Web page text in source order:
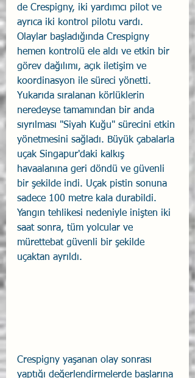
de Crespigny, iki yardımcı pilot ve
ayrıca iki kontrol pilotu vardı.
Olaylar başladığında Crespigny
hemen kontrolü ele aldı ve etkin bir
görev dağılımı, açık iletişim ve
koordinasyon ile süreci yönetti.
Yukarıda sıralanan körlüklerin
neredeyse tamamından bir anda
sıyrılması "Siyah Kuğu" sürecini etkin
yönetmesini sağladı. Büyük çabalarla
uçak Singapur'daki kalkış
havaalanına geri döndü ve güvenli
bir şekilde indi. Uçak pistin sonuna
sadece 100 metre kala durabildi.
Yangın tehlikesi nedeniyle inişten iki
saat sonra, tüm yolcular ve
mürettebat güvenli bir şekilde
uçaktan ayrıldı.
Crespigny yaşanan olay sonrası
yaptığı değerlendirmelerde başlarına